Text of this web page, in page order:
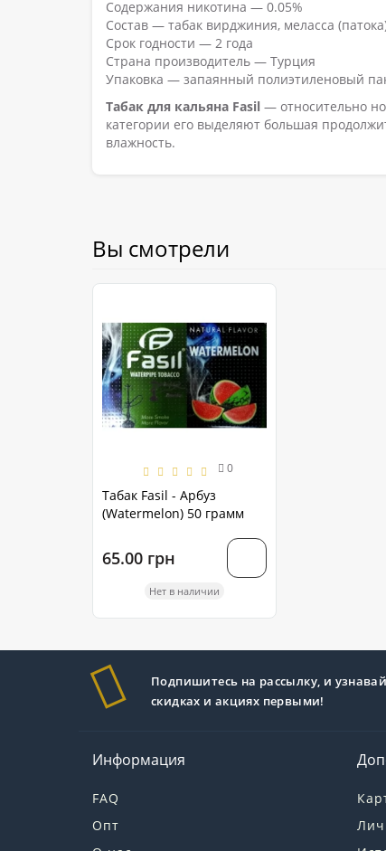
Содержания никотина — 0.05%
Состав — табак вирджиния, меласса
Срок годности — 2 года
Страна производитель — Турция
Упаковка — запаянный полиэтиленовый
Табак для кальяна Fasil — относительно
категории его выделяют большая
влажность.
Вы смотрели
0
Табак Fasil - Арбуз
(Watermelon) 50 грамм
65.00 грн
Нет в наличии
Подпишитесь на рассылку, и
скидках и акциях первыми!
Информация
FAQ
Опт